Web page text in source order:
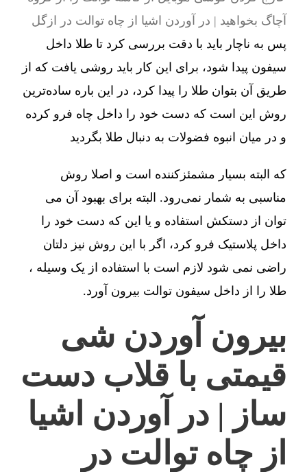
آچاگ بخواهید | در آوردن اشیا از چاه توالت در ازگل
پس به ناچار باید با دقت بررسی کرد تا طلا داخل
سیفون پیدا شود، برای این کار باید روشی یافت که از
طریق آن بتوان طلا را پیدا کرد، در این باره ساده‌ترین
روش این است که دست خود را داخل چاه فرو کرده
و در میان انبوه فضولات به دنبال طلا بگردید
که البته بسیار مشمئزکننده است و اصلا روش
مناسبی به شمار نمی‌رود. البته برای بهبود آن می
توان از دستکش استفاده و یا این که دست خود را
داخل پلاستیک فرو کرد، اگر با این روش نیز دلتان
راضی نمی شود لازم است با استفاده از یک وسیله ،
طلا را از داخل سیفون توالت بیرون آورد.
بیرون آوردن شی
قیمتی با قلاب دست
ساز | در آوردن اشیا
از چاه توالت در